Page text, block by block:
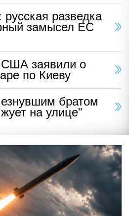
разведка
замысел ЕС
заявили о
по Киеву
братом
на улице"